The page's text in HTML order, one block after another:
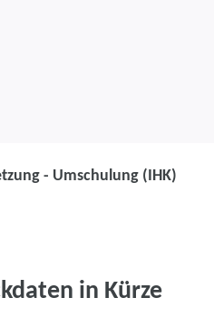
Vernetzung -
- Umschulung (IHK)
in Kürze